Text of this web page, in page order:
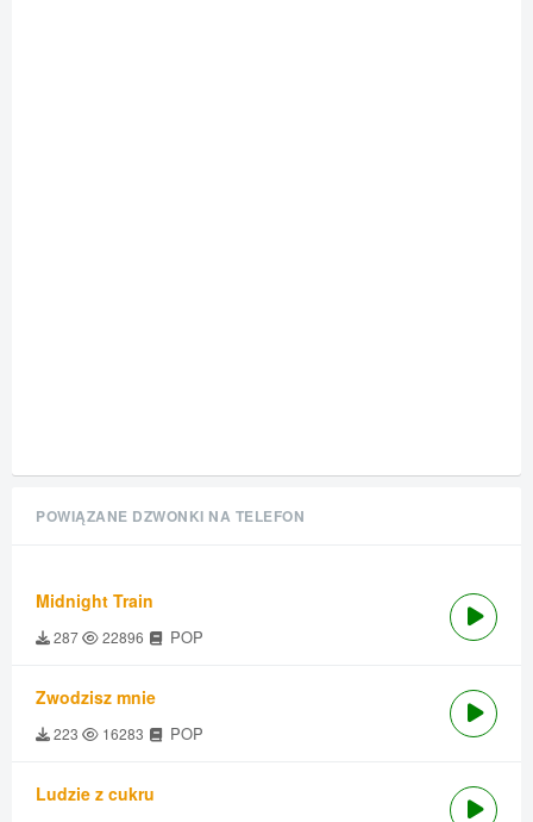
POWIĄZANE DZWONKI NA TELEFON
Midnight Train
287 22896 POP
Zwodzisz mnie
223 16283 POP
Ludzie z cukru